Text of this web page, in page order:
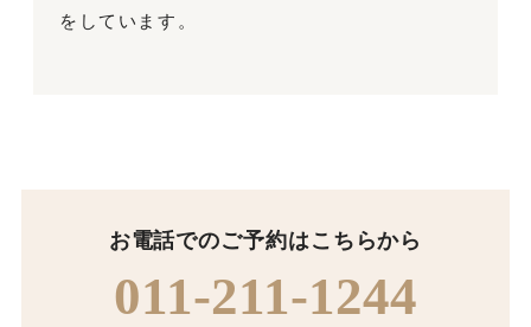
をしています。
お電話でのご予約はこちらから
011-211-1244